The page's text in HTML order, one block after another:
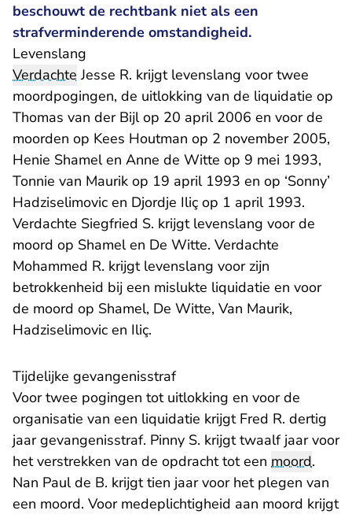
beschouwt de rechtbank niet als een
strafverminderende omstandigheid.
Levenslang
Verdachte Jesse R. krijgt levenslang voor twee
moordpogingen, de uitlokking van de liquidatie op
Thomas van der Bijl op 20 april 2006 en voor de
moorden op Kees Houtman op 2 november 2005,
Henie Shamel en Anne de Witte op 9 mei 1993,
Tonnie van Maurik op 19 april 1993 en op ‘Sonny’
Hadziselimovic en Djordje Iliç op 1 april 1993.
Verdachte Siegfried S. krijgt levenslang voor de
moord op Shamel en De Witte. Verdachte
Mohammed R. krijgt levenslang voor zijn
betrokkenheid bij een mislukte liquidatie en voor
de moord op Shamel, De Witte, Van Maurik,
Hadziselimovic en Iliç.
Tijdelijke gevangenisstraf
Voor twee pogingen tot uitlokking en voor de
organisatie van een liquidatie krijgt Fred R. dertig
jaar gevangenisstraf. Pinny S. krijgt twaalf jaar voor
het verstrekken van de opdracht tot een moord.
Nan Paul de B. krijgt tien jaar voor het plegen van
een moord. Voor medeplichtigheid aan moord krijgt